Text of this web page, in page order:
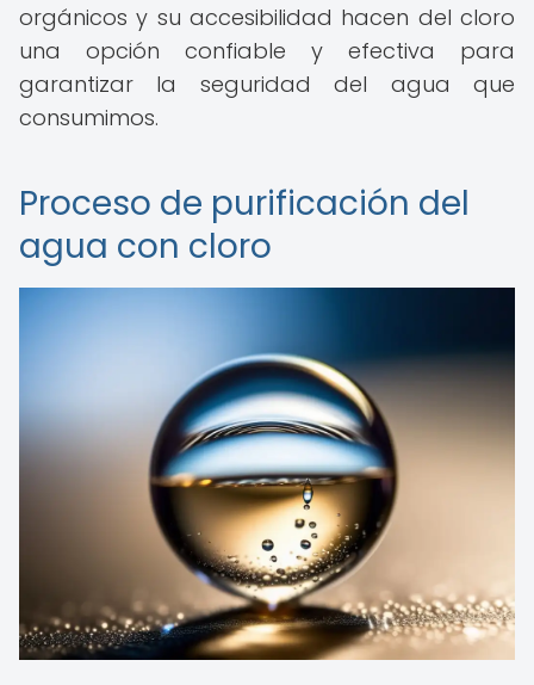
orgánicos y su accesibilidad hacen del cloro
una opción confiable y efectiva para
garantizar la seguridad del agua que
consumimos.
Proceso de purificación del
agua con cloro